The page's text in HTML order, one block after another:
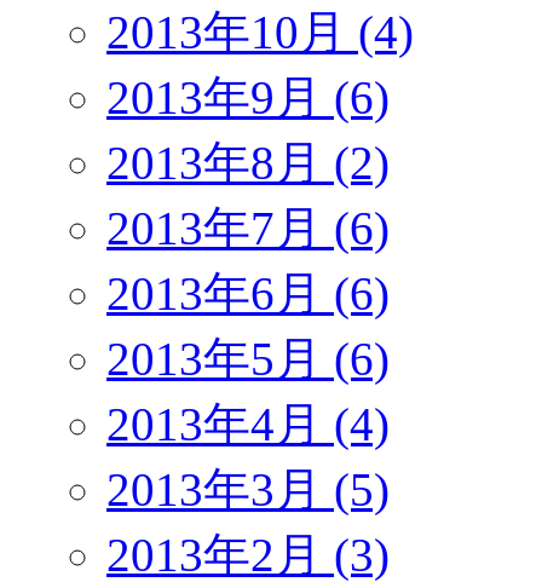
2013年10月 (4)
2013年9月 (6)
2013年8月 (2)
2013年7月 (6)
2013年6月 (6)
2013年5月 (6)
2013年4月 (4)
2013年3月 (5)
2013年2月 (3)